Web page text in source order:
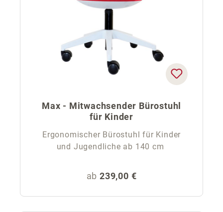
Max - Mitwachsender Bürostuhl
für Kinder
Ergonomischer Bürostuhl für Kinder
und Jugendliche ab 140 cm
Regulärer Preis:
ab 239,00 €